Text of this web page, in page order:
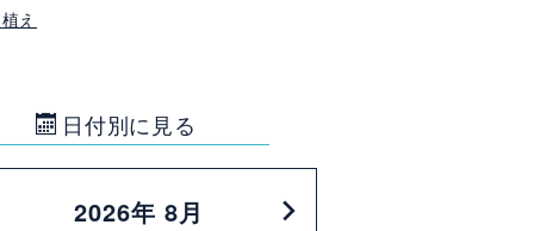
え
日付別に見る
2026年 8月